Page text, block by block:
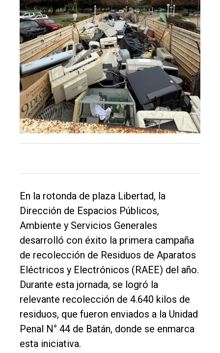
El
único
DIARIO
Inicio
Tendencia
Int.
General
Política
Cultura
Entrevistas
Rural
Deportes
En la rotonda de plaza Libertad, la
Dirección de Espacios Públicos,
Ambiente y Servicios Generales
desarrolló con éxito la primera campaña
de recolección de Residuos de Aparatos
Eléctricos y Electrónicos (RAEE) del año.
Durante esta jornada, se logró la
relevante recolección de 4.640 kilos de
residuos, que fueron enviados a la Unidad
Penal N° 44 de Batán, donde se enmarca
esta iniciativa.